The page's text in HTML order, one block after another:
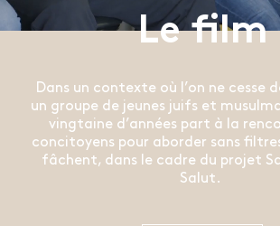
Le film
Dans un contexte où l’on ne cesse
un groupe de jeunes juifs et
vingtaine d’années part à la
concitoyens pour aborder sans
fâchent, dans le cadre du projet
Salut.